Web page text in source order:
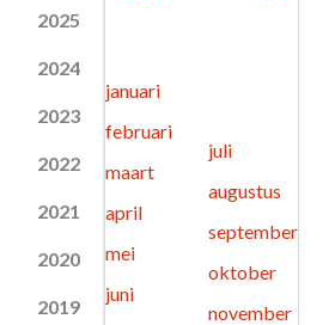
2025
2024
2023
2022
2021
2020
2019
januari
februari
maart
april
mei
juni
juli
augustus
september
oktober
november